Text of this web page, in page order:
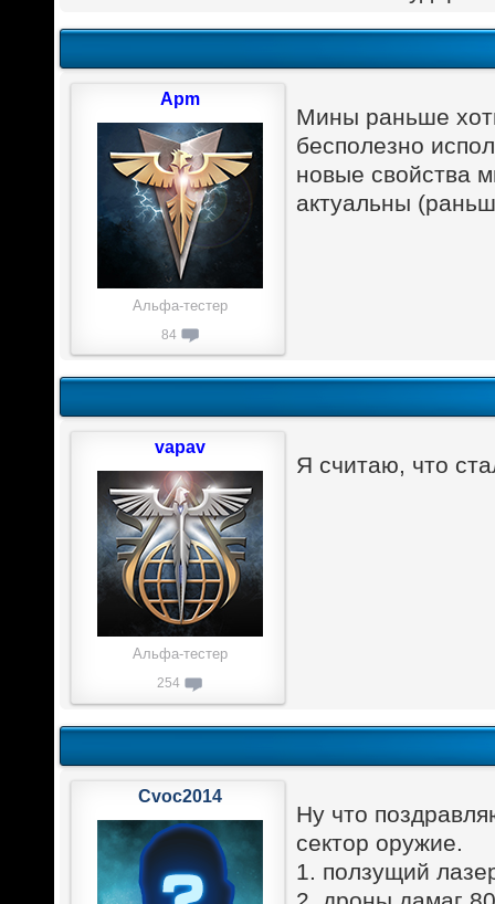
Мины раньше
бесполезно
новые свойства
актуальны
Apm
Альфа-тестер
84
Я считаю, что
vapav
Альфа-тестер
254
Ну что
сектор оружие.
1. ползущий
Cvoc2014